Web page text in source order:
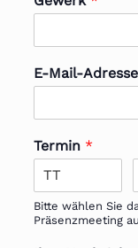
E-Mail-Adresse
Termin *
Bitte wählen Sie
Präsenzmeeting